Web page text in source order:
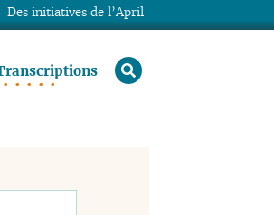
rechercher
Des initiatives de l’April